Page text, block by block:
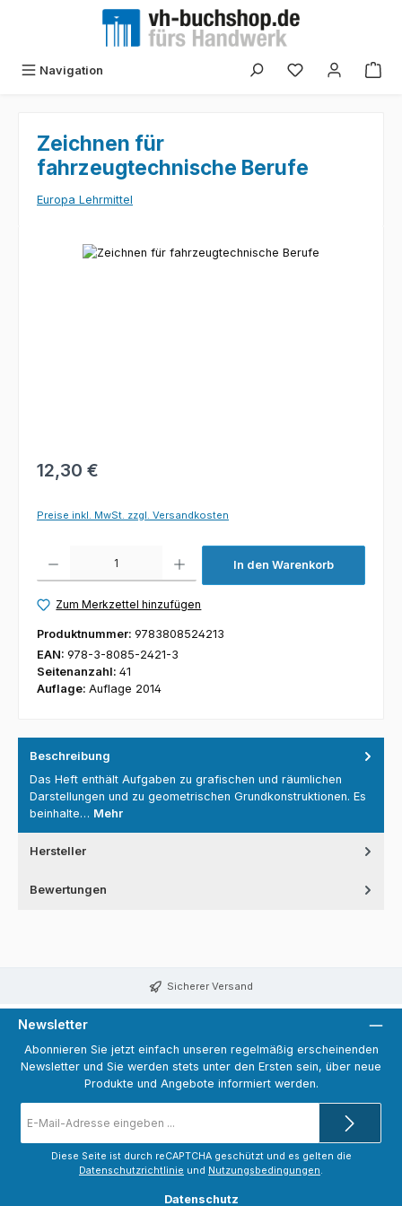
Zum Hauptinhalt springen
Navigation
Zeichnen für
fahrzeugtechnische Berufe
Europa Lehrmittel
Bildergalerie überspringen
12,30 €
Preise inkl. MwSt. zzgl. Versandkosten
In den Warenkorb
Zum Merkzettel hinzufügen
Produktnummer: 9783808524213
EAN: 978-3-8085-2421-3
Seitenanzahl: 41
Auflage: Auflage 2014
Beschreibung
Das Heft enthält Aufgaben zu grafischen und räumlichen
Darstellungen und zu geometrischen Grundkonstruktionen. Es
beinhalte… Mehr
Hersteller
Bewertungen
Sicherer Versand
Newsletter
Abonnieren Sie jetzt einfach unseren regelmäßig erscheinenden
Newsletter und Sie werden stets unter den Ersten sein, über neue
Produkte und Angebote informiert werden.
Mail-
Adresse
Diese Seite ist durch reCAPTCHA geschützt und es gelten die
Datenschutzrichtlinie und Nutzungsbedingungen.
Datenschutz